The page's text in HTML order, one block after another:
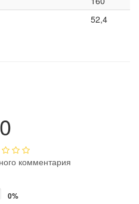
52,4
0
комментария
0%